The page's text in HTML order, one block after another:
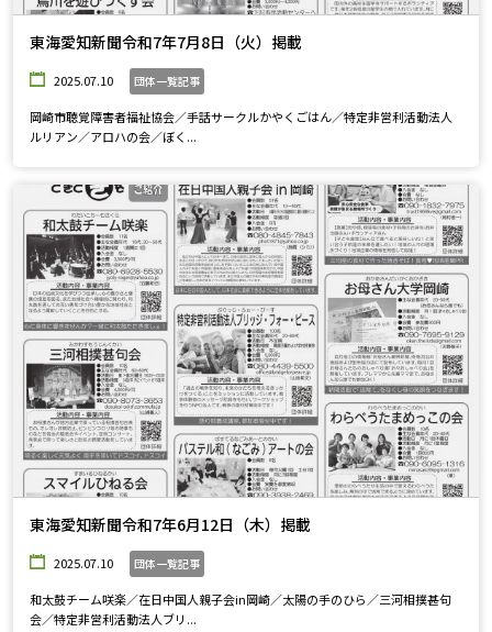
東海愛知新聞令和7年7月8日（火）掲載
2025.07.10 団体一覧記事
岡崎市聴覚障害者福祉協会／手話サークルかやくごはん／特定非営利活動法人
ルリアン／アロハの会／ぼく...
東海愛知新聞令和7年6月12日（木）掲載
2025.07.10 団体一覧記事
和太鼓チーム咲楽／在日中国人親子会in岡崎／太陽の手のひら／三河相撲甚句
会／特定非営利活動法人ブリ...